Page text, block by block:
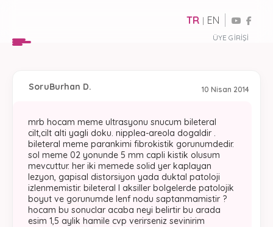
ÜYE GIRIŞI
TR | EN
10 Nisan 2014
SoruBurhan D.
mrb hocam meme ultrasyonu snucum bileteral
cilt,cilt alti yagli doku. nipplea-areola dogaldir .
bileteral meme parankimi fibrokistik gorunumdedir.
sol meme 02 yonunde 5 mm capli kistik olusum
mevcuttur. her iki memede solid yer kaplayan
lezyon, gapisal distorsiyon yada duktal patoloji
izlenmemistir. bileteral l aksiller bolgelerde patolojik
boyut ve gorunumde lenf nodu saptanmamistir ?
hocam bu sonuclar acaba neyi belirtir bu arada
esim 1,5 aylik hamile cvp verirseniz sevinirim